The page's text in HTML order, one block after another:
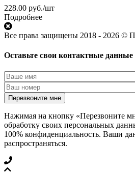
228.00 руб./шт
Подробнее
Все права защищены 2018 - 2026 ©
Оставьте свои контактные
Нажимая на кнопку «Перезвоните
обработку своих персональных
100% конфиденциальность. Ваши
распространяться.